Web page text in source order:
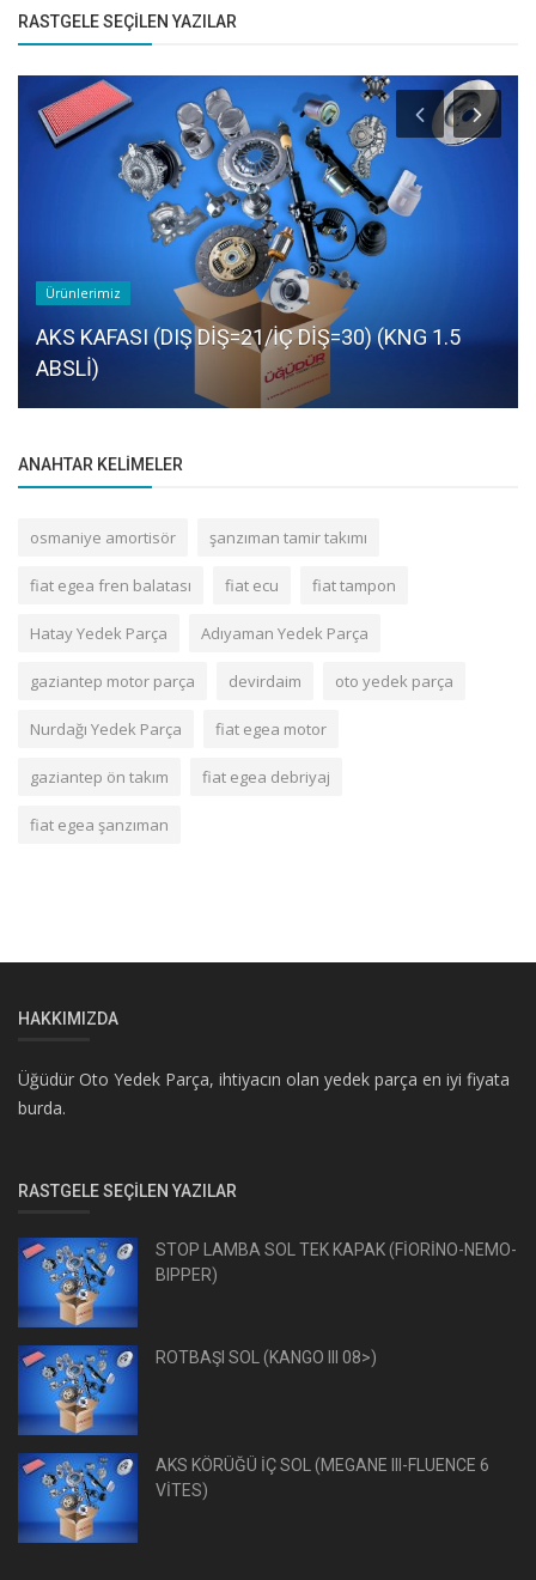
RASTGELE SEÇILEN YAZILAR
Ürünlerimiz
AKS KAFASI (DIŞ DİŞ=21/İÇ DİŞ=30) (KNG 1.5
ABSLİ)
ANAHTAR KELIMELER
osmaniye amortisör şanzıman tamir takımı
fiat egea fren balatası fiat ecu fiat tampon
Hatay Yedek Parça Adıyaman Yedek Parça
gaziantep motor parça devirdaim oto yedek parça
Nurdağı Yedek Parça fiat egea motor
gaziantep ön takım fiat egea debriyaj
fiat egea şanzıman
HAKKIMIZDA
Üğüdür Oto Yedek Parça, ihtiyacın olan yedek parça en iyi fiyata
burda.
RASTGELE SEÇILEN YAZILAR
STOP LAMBA SOL TEK KAPAK (FİORİNO-NEMO-
BIPPER)
ROTBAŞI SOL (KANGO III 08>)
AKS KÖRÜĞÜ İÇ SOL (MEGANE III-FLUENCE 6
VİTES)